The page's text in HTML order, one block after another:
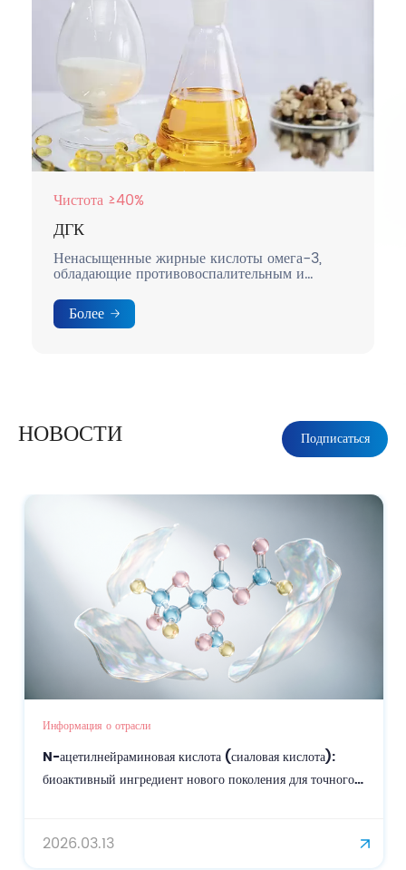
Чистота ≥40%
ДГК
Ненасыщенные жирные кислоты омега-3,
обладающие противовоспалительным и
Более
НОВОСТИ Подписаться
Информация о отрасли
N-ацетилнейраминовая кислота (сиаловая кислота):
биоактивный ингредиент нового поколения для точного
2026.03.13